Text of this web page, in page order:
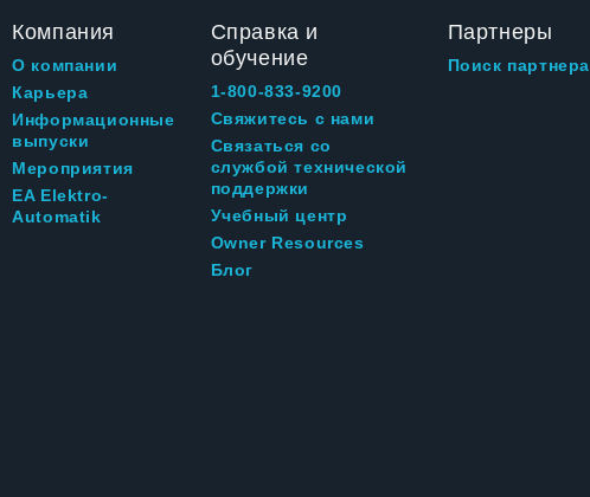
Компания
О компании
Карьера
Информационные
выпуски
Мероприятия
EA Elektro-
Automatik
Справка и
обучение
1-800-833-9200
Свяжитесь с нами
Связаться со
службой технической
поддержки
Учебный центр
Owner Resources
Блог
Партнеры
Поиск партнера